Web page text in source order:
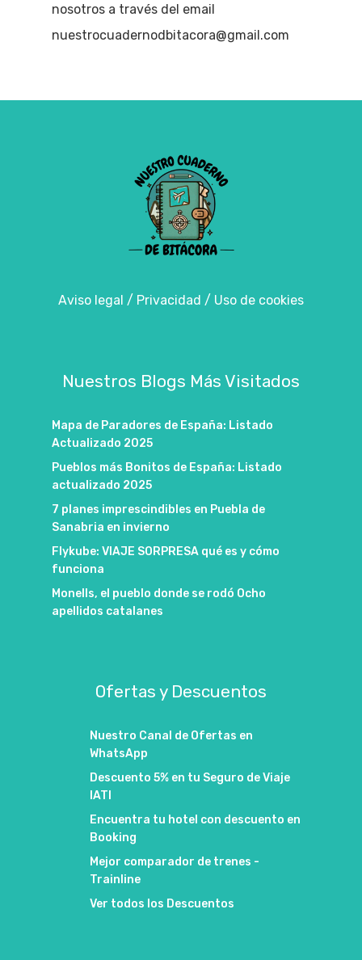
nosotros a través del email
nuestrocuadernodbitacora@gmail.com
Aviso legal / Privacidad / Uso de cookies
Nuestros Blogs Más Visitados
Mapa de Paradores de España: Listado
Actualizado 2025
Pueblos más Bonitos de España: Listado
actualizado 2025
7 planes imprescindibles en Puebla de
Sanabria en invierno
Flykube: VIAJE SORPRESA qué es y cómo
funciona
Monells, el pueblo donde se rodó Ocho
apellidos catalanes
Ofertas y Descuentos
Nuestro Canal de Ofertas en
WhatsApp
Descuento 5% en tu Seguro de Viaje
IATI
Encuentra tu hotel con descuento en
Booking
Mejor comparador de trenes -
Trainline
Ver todos los Descuentos